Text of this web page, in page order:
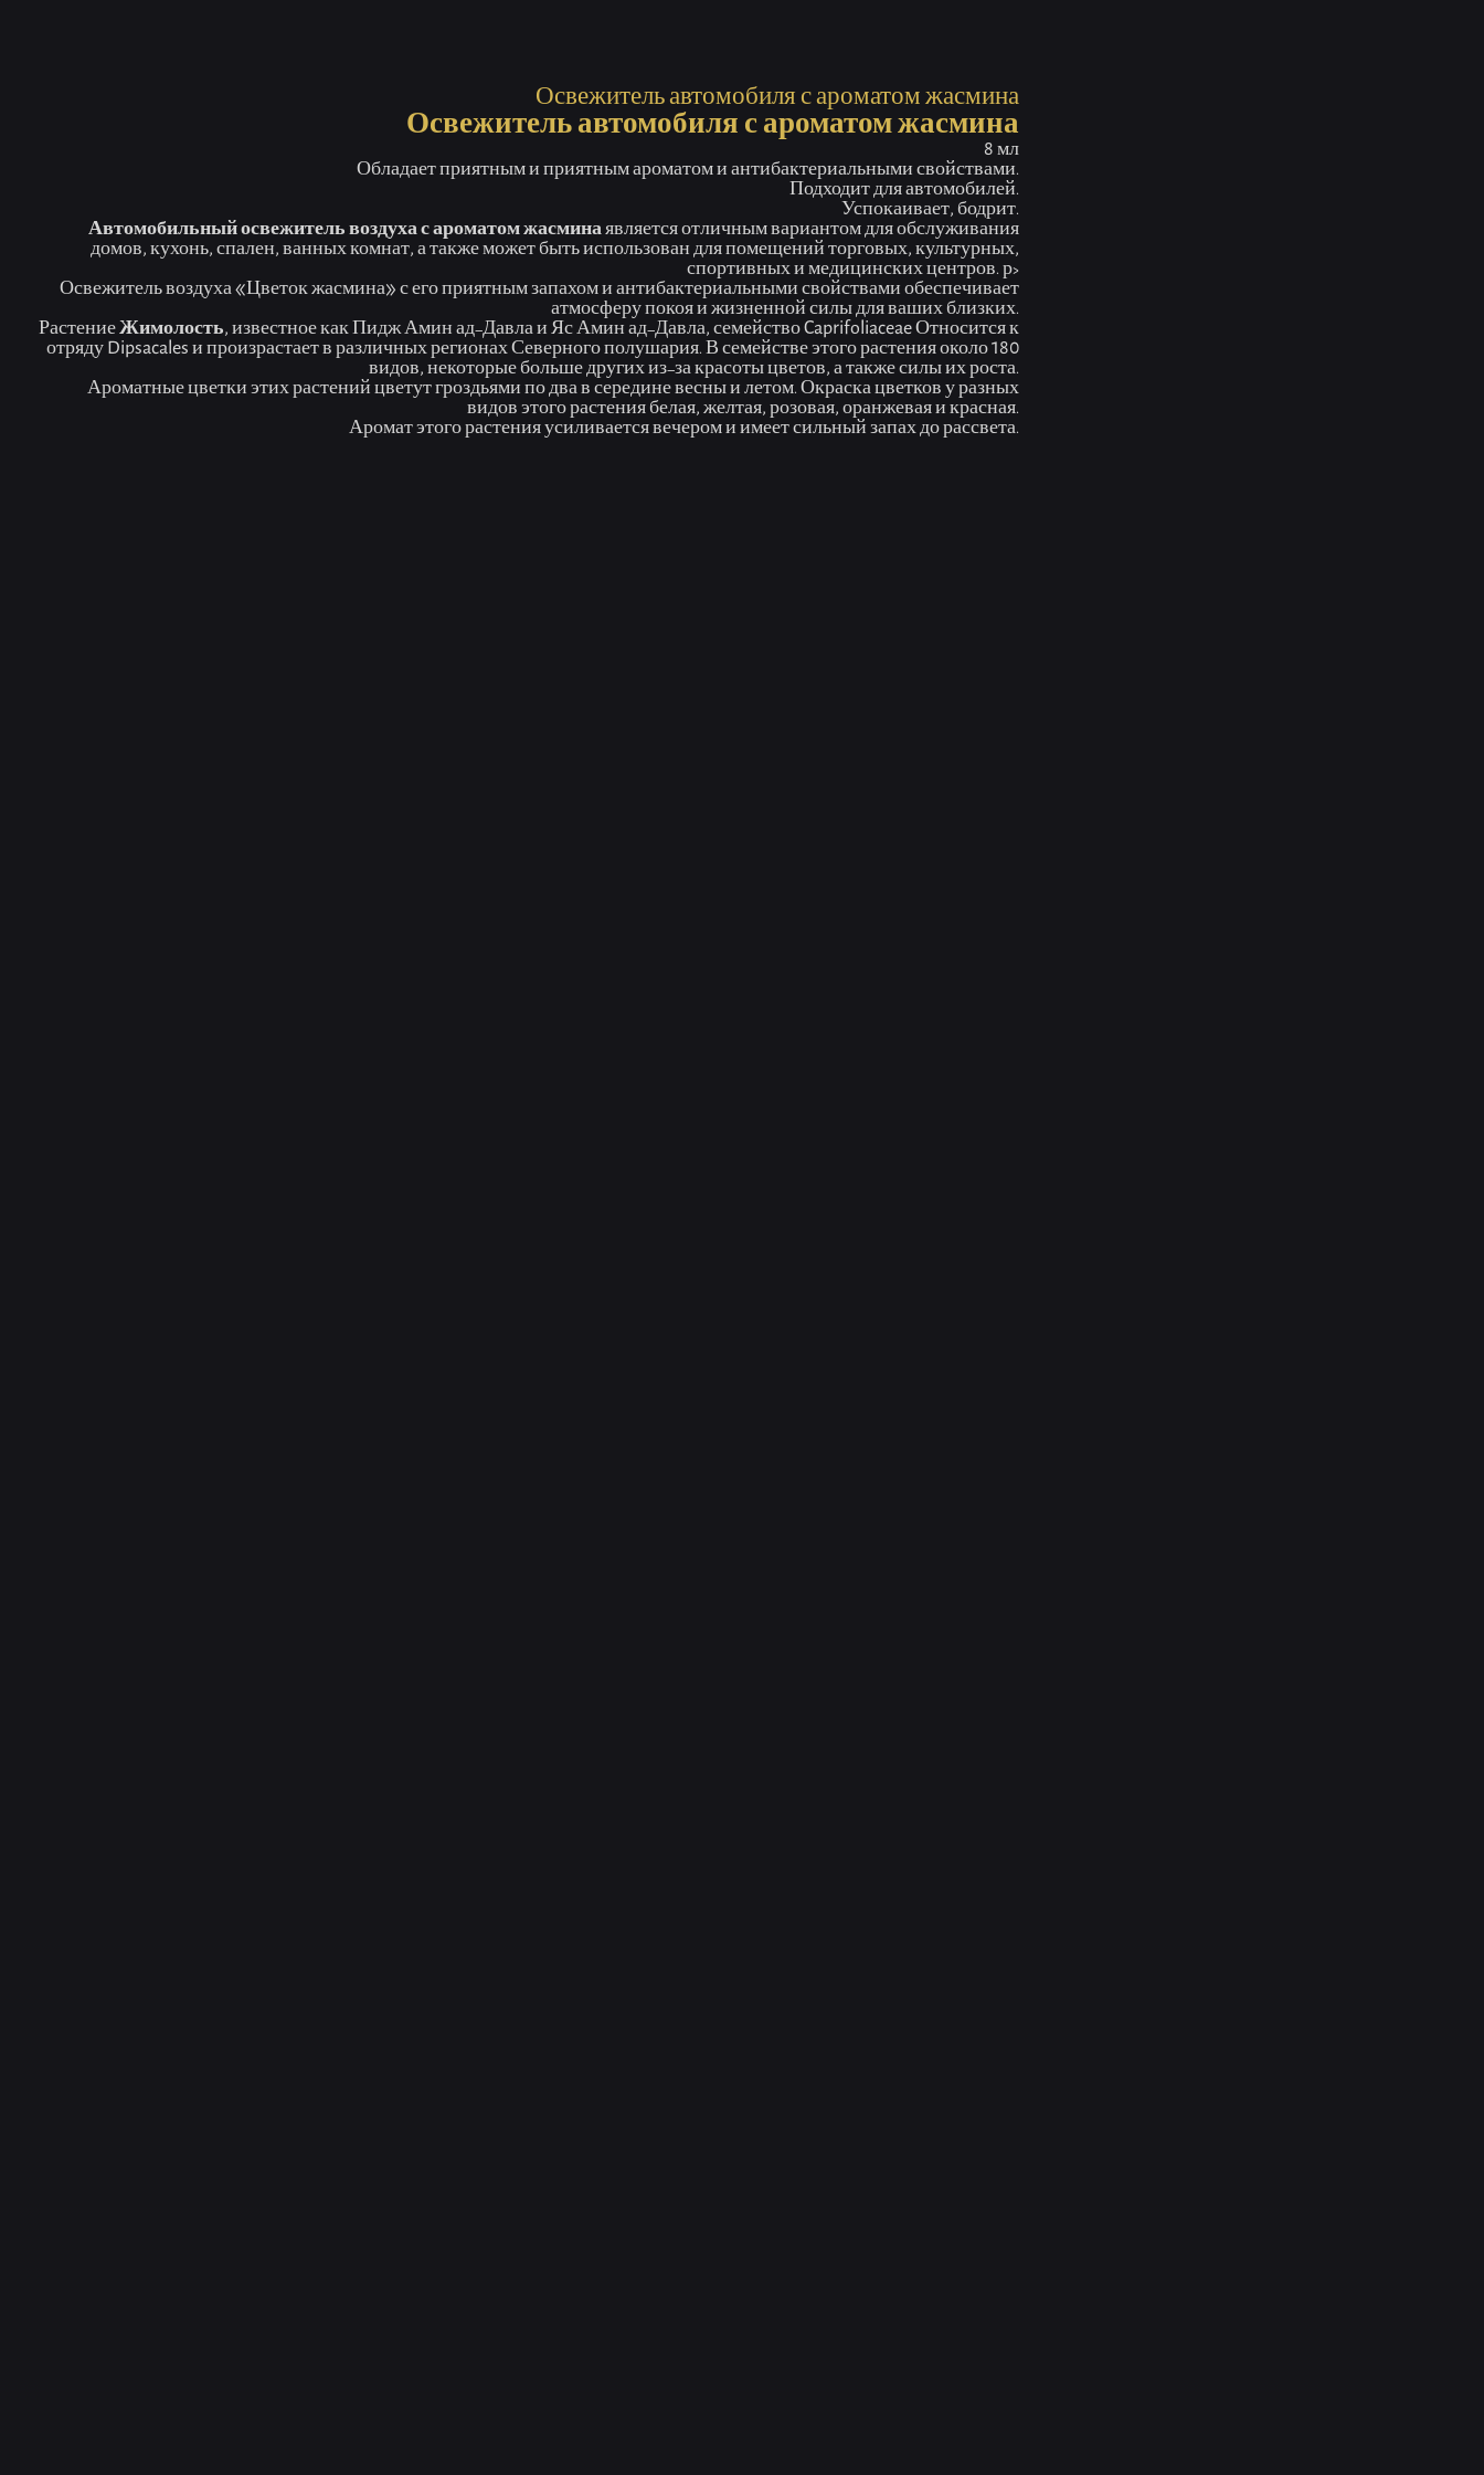
Освежитель автомобиля с ароматом жасмина
Освежитель автомобиля с ароматом жасмина
8 мл
Обладает приятным и приятным ароматом и антибактериальными свойствами.
Подходит для автомобилей.
Успокаивает, бодрит.
Автомобильный освежитель воздуха с ароматом жасминаявляется отличным вариантом для обслуживания
домов, кухонь, спален, ванных комнат, а также может быть использован для помещений торговых, культурных,
спортивных и медицинских центров. р>
Освежитель воздуха «Цветок жасмина» с его приятным запахом и антибактериальными свойствами обеспечивает
атмосферу покоя и жизненной силы для ваших близких.
РастениеЖимолость, известное как Пидж Амин ад-Давла и Яс Амин ад-Давла, семействоCaprifoliaceaeОтносится к
отрядуDipsacalesи произрастает в различных регионах Северного полушария. В семействе этого растения около 180
видов, некоторые больше других из-за красоты цветов, а также силы их роста.
Ароматные цветки этих растений цветут гроздьями по два в середине весны и летом. Окраска цветков у разных
видов этого растения белая, желтая, розовая, оранжевая и красная.
Аромат этого растения усиливается вечером и имеет сильный запах до рассвета.